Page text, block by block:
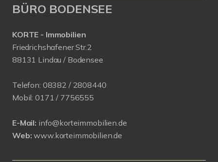
BÜRO BODENSEE
KORTE - Immobilien
Friedrichshafener Str.2
88131 Lindau / Bodensee
Telefon: 08382 / 2808440
Mobil: 0171 / 7756555
E-Mail: info@korteimmobilien.de
Web: www.korteimmobilien.de